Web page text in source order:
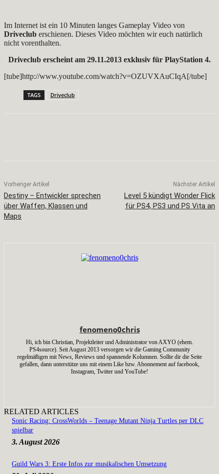
Im Internet ist ein 10 Minuten langes Gameplay Video von
Driveclub erschienen. Dieses Video möchten wir euch natürlich
nicht vorenthalten.
Driveclub erscheint am 29.11.2013 exklusiv für PlayStation 4.
[tube]http://www.youtube.com/watch?v=OZUVXAuCIqA[/tube]
TAGS Driveclub
Vorheriger Artikel
Destiny – Entwickler sprechen
über Waffen, Klassen und
Maps
Nächster Artikel
Level 5 kündigt Wonder Flick
für PS4, PS3 und PS Vita an
fenomeno0chris
Hi, ich bin Christian, Projektleiter und Administrator von AXYO (ehem.
PS4source). Seit August 2013 versorgen wir die Gaming Community
regelmäßigen mit News, Reviews und spannende Kolumnen. Sollte dir die Seite
gefallen, dann unterstütze uns mit einem Like bzw. Abonnement auf facebook,
Instagram, Twitter und YouTube!
RELATED ARTICLES
Sonic Racing: CrossWorlds – Teenage Mutant Ninja Turtles per DLC
spielbar
3. August 2026
Guild Wars 3: Erste Infos zur musikalischen Umsetzung